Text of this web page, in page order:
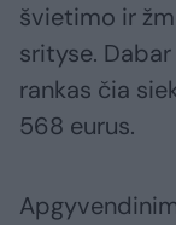
švietimo ir
srityse.
rankas čia
568 eurus.